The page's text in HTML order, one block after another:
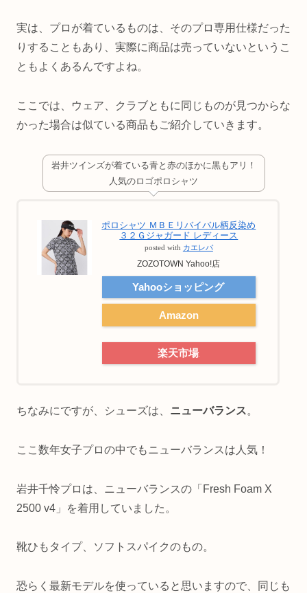
実は、プロが着ているものは、そのプロ専用仕様だった
りすることもあり、実際に商品は売っていないというこ
ともよくあるんですよね。
ここでは、ウェア、クラブともに同じものが見つからな
かった場合は似ている商品もご紹介していきます。
岩井ツインズが着ている青と赤のほかに黒もアリ！
人気のロゴポロシャツ
ポロシャツ ＭＢＥリバイバル柄反染め
３２Ｇジャガード レディース
posted with カエレバ
ZOZOTOWN Yahoo!店
Yahooショッピング
Amazon
楽天市場
ちなみにですが、シューズは、 ニューバランス。
ここ数年女子プロの中でもニューバランスは人気！
岩井千怜プロは、ニューバランスの「Fresh Foam X
2500 v4」を着用していました。
靴ひもタイプ、ソフトスパイクのもの。
恐らく最新モデルを使っていると思いますので、同じも